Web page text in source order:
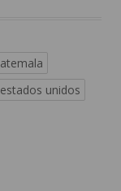
estados unidos